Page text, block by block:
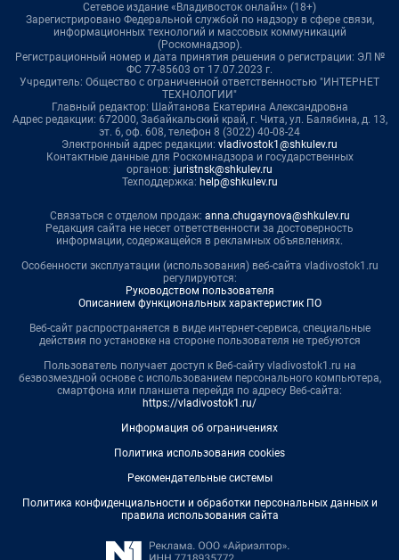
Сетевое издание «Владивосток онлайн» (18+)
Зарегистрировано Федеральной службой по надзору в сфере связи,
информационных технологий и массовых коммуникаций
(Роскомнадзор).
Регистрационный номер и дата принятия решения о регистрации: ЭЛ №
ФС 77-85603 от 17.07.2023 г.
Учредитель: Общество с ограниченной ответственностью "ИНТЕРНЕТ
ТЕХНОЛОГИИ"
Главный редактор: Шайтанова Екатерина Александровна
Адрес редакции: 672000, Забайкальский край, г. Чита, ул. Балябина, д. 13,
эт. 6, оф. 608, телефон 8 (3022) 40-08-24
Электронный адрес редакции: vladivostok1@shkulev.ru
Контактные данные для Роскомнадзора и государственных
органов: juristnsk@shkulev.ru
Техподдержка: help@shkulev.ru
Связаться с отделом продаж: anna.chugaynova@shkulev.ru
Редакция сайта не несет ответственности за достоверность
информации, содержащейся в рекламных объявлениях.
Особенности эксплуатации (использования) веб-сайта vladivostok1.ru
регулируются:
Руководством пользователя
Описанием функциональных характеристик ПО
Веб-сайт распространяется в виде интернет-сервиса, специальные
действия по установке на стороне пользователя не требуются
Пользователь получает доступ к Веб-сайту vladivostok1.ru на
безвозмездной основе с использованием персонального компьютера,
смартфона или планшета перейдя по адресу Веб-сайта:
https://vladivostok1.ru/
Информация об ограничениях
Политика использования cookies
Рекомендательные системы
Политика конфиденциальности и обработки персональных данных и
правила использования сайта